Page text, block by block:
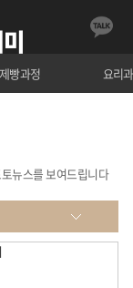
빵과정 요리
뉴스를 보여드립니다